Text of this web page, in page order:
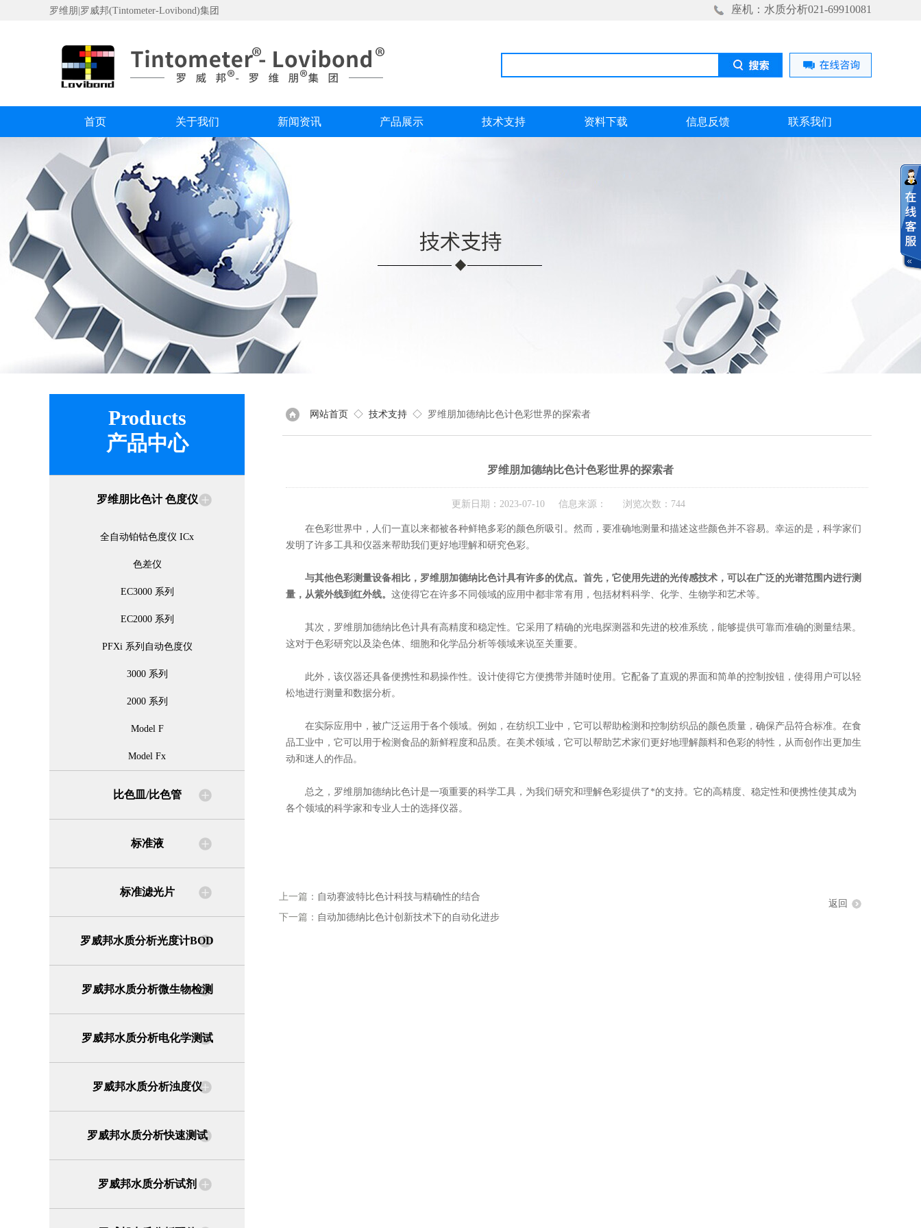
罗维朋|罗威邦(Tintometer-Lovibond)集团 座机：水质分析021-69910081
首页 关于我们 新闻资讯 产品展示 技术支持 资料下载 信息反馈 联系我们
Products
产品中心
罗维朋比色计 色度仪
全自动铂钴色度仪 ICx
色差仪
EC3000 系列
EC2000 系列
PFXi 系列自动色度仪
3000 系列
2000 系列
Model F
Model Fx
比色皿/比色管
标准液
标准滤光片
罗威邦水质分析光度计BOD
罗威邦水质分析微生物检测
罗威邦水质分析电化学测试
罗威邦水质分析浊度仪
罗威邦水质分析快速测试
罗威邦水质分析试剂
网站首页 ◇ 技术支持 ◇ 罗维朋加德纳比色计色彩世界的探索者
罗维朋加德纳比色计色彩世界的探索者
更新日期：2023-07-10 信息来源： 浏览次数：744
在色彩世界中，人们一直以来都被各种鲜艳多彩的颜色所吸引。然而，要准确地测量和描述这些颜色并不容易。幸运的是，科学家们
发明了许多工具和仪器来帮助我们更好地理解和研究色彩。
与其他色彩测量设备相比， 罗维朋加德纳比色计具有许多的优点。首先，它使用先进的光传感技术，可以在广泛的光谱范围内进行测
量，从紫外线到红外线。 这使得它在许多不同领域的应用中都非常有用，包括材料科学、化学、生物学和艺术等。
其次，罗维朋加德纳比色计具有高精度和稳定性。它采用了精确的光电探测器和先进的校准系统，能够提供可靠而准确的测量结果。
这对于色彩研究以及染色体、细胞和化学品分析等领域来说至关重要。
此外，该仪器还具备便携性和易操作性。设计使得它方便携带并随时使用。它配备了直观的界面和简单的控制按钮，使得用户可以轻
松地进行测量和数据分析。
在实际应用中，被广泛运用于各个领域。例如，在纺织工业中，它可以帮助检测和控制纺织品的颜色质量，确保产品符合标准。在食
品工业中，它可以用于检测食品的新鲜程度和品质。在美术领域，它可以帮助艺术家们更好地理解颜料和色彩的特性，从而创作出更加生
动和迷人的作品。
总之，罗维朋加德纳比色计是一项重要的科学工具，为我们研究和理解色彩提供了*的支持。它的高精度、稳定性和便携性使其成为
各个领域的科学家和专业人士的选择仪器。
上一篇： 自动赛波特比色计科技与精确性的结合
下一篇： 自动加德纳比色计创新技术下的自动化进步
返回